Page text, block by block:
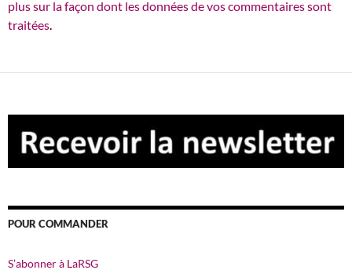
plus sur la façon dont les données de vos commentaires sont
traitées.
POUR COMMANDER
S’abonner à LaRSG